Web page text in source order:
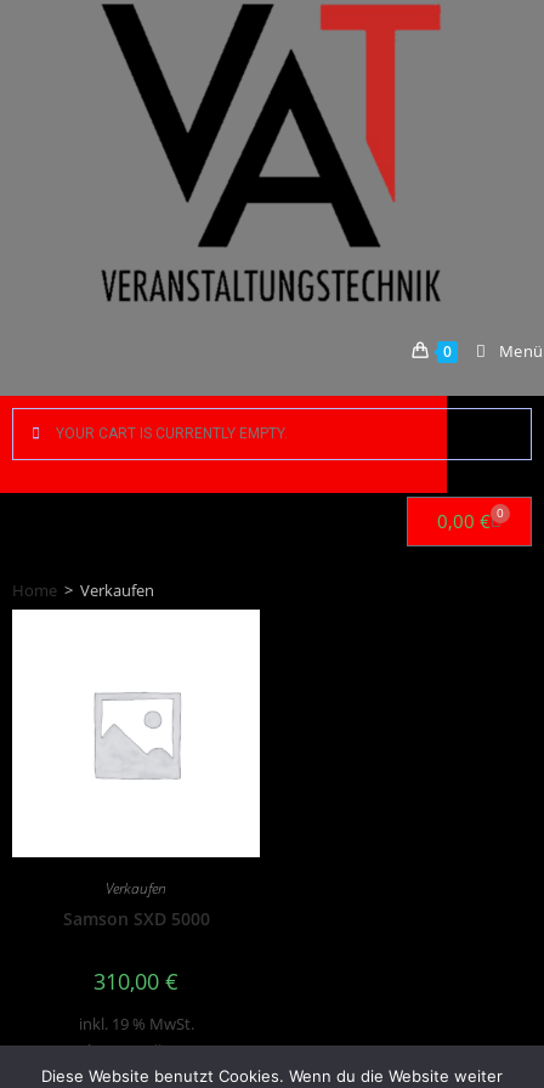
0 Menü
YOUR CART IS CURRENTLY EMPTY.
0,00 € 0
Home > Verkaufen
Verkaufen
Samson SXD 5000
310,00 €
inkl. 19 % MwSt.
zzgl.Versandkosten
Produkt enthält: 1Stk.
Diese Website benutzt Cookies. Wenn du die Website weiter